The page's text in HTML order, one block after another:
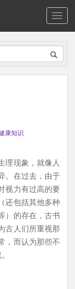
康知识
理现象，就像人
。在过去，由于
视力有过高的要
还包括其他多种
）的存在，古书
古人们所重视那
，而认为那些不